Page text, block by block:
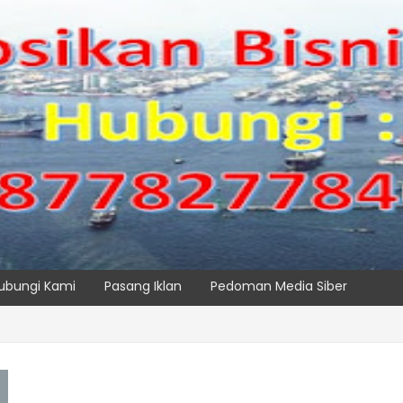
Kami Pasang Iklan Pedoman Media Siber